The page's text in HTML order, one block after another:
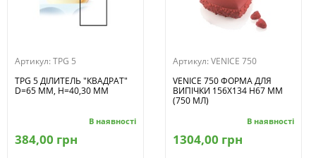
Артикул: TPG 5
TPG 5 ДІЛИТЕЛЬ "КВАДРАТ"
D=65 MM, H=40,30 MM
В наявності
384,00 грн
Артикул: VENICE 750
VENICE 750 ФОРМА ДЛЯ
ВИПІЧКИ 156X134 H67 ММ
(750 МЛ)
В наявності
1304,00 грн